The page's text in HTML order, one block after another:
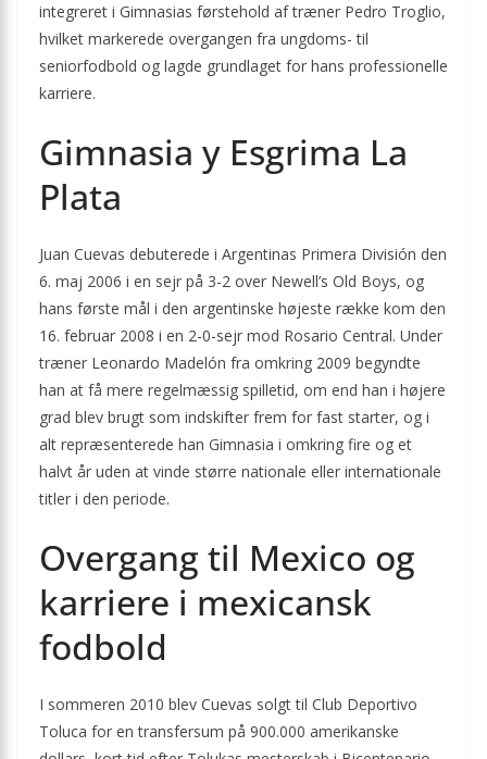
integreret i Gimnasias førstehold af træner Pedro Troglio,
hvilket markerede overgangen fra ungdoms- til
seniorfodbold og lagde grundlaget for hans professionelle
karriere.
Gimnasia y Esgrima La
Plata
Juan Cuevas debuterede i Argentinas Primera División den
6. maj 2006 i en sejr på 3-2 over Newell’s Old Boys, og
hans første mål i den argentinske højeste række kom den
16. februar 2008 i en 2-0-sejr mod Rosario Central. Under
træner Leonardo Madelón fra omkring 2009 begyndte
han at få mere regelmæssig spilletid, om end han i højere
grad blev brugt som indskifter frem for fast starter, og i
alt repræsenterede han Gimnasia i omkring fire og et
halvt år uden at vinde større nationale eller internationale
titler i den periode.
Overgang til Mexico og
karriere i mexicansk
fodbold
I sommeren 2010 blev Cuevas solgt til Club Deportivo
Toluca for en transfersum på 900.000 amerikanske